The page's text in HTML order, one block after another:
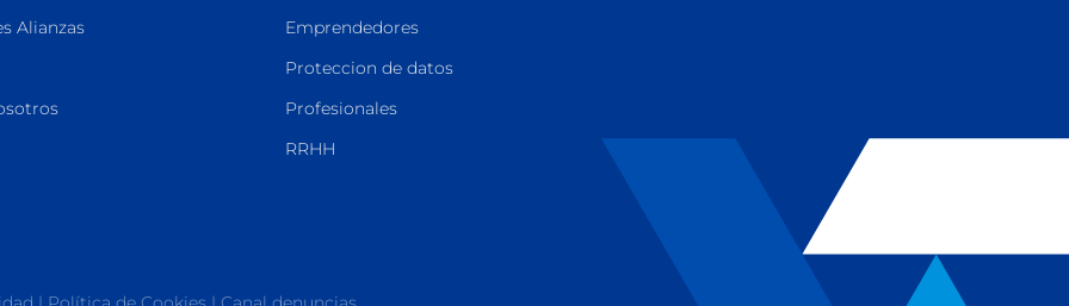
Alianzas
Emprendedores
Proteccion de datos
Profesionales
RRHH